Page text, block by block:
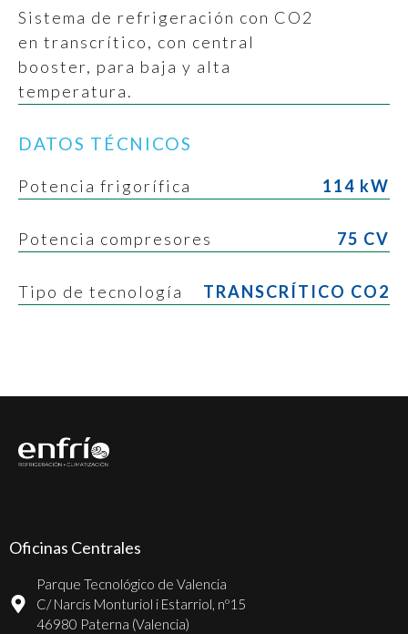
Sistema de refrigeración con CO2
en transcrítico, con central
booster, para baja y alta
temperatura.
DATOS TÉCNICOS
Potencia frigorífica 114 kW
Potencia compresores 75 CV
Tipo de tecnología TRANSCRÍTICO CO2
Oficinas Centrales
Parque Tecnológico de Valencia
C/ Narcís Monturiol i Estarriol, nº15
46980 Paterna (Valencia)